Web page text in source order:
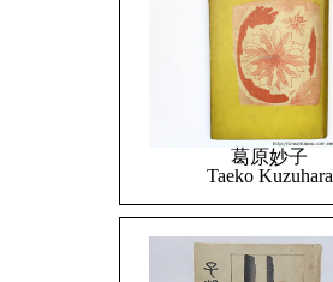
葛原妙子
Taeko Kuzuhara